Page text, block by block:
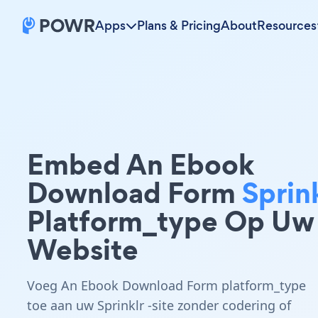
Apps Plans & PricingAboutResources
Embed An Ebook
Download Form
Platform_type Op Uw
Website
Voeg An Ebook Download Form platform_type
toe aan uw Sprinklr -site zonder codering of